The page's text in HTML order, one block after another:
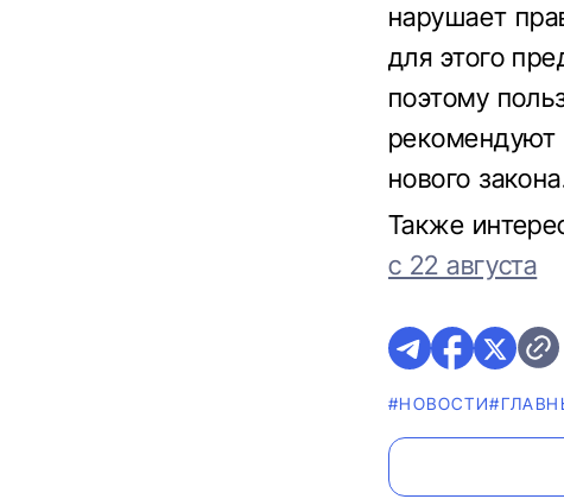
нарушает
для этого
поэтому
рекомендуют
нового
Также
с 22 августа
#НОВОСТИ